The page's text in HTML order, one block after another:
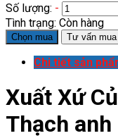
Số lượng: -
Tình trạng: Còn hàng
Chọn mua Tư vấn mua
Chi tiết sản
Xuất Xứ
Thạch anh